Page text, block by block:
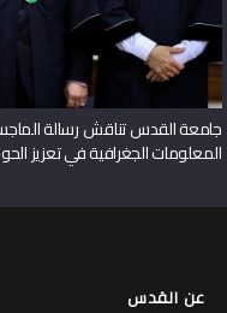
جامعة القدس تناقش رسالة
المعلومات الجغرافية في تعزيز
عن القدس